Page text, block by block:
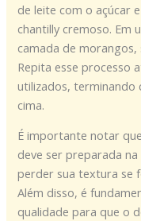
de leite com o açúcar
chantilly cremoso. Em
camada de morangos,
Repita esse processo
utilizados, terminando
cima.
É importante notar
deve ser preparada
perder sua textura se
Além disso, é
qualidade para que o